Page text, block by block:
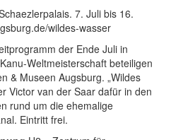
7. Juli bis 16.
wildes-wasser
der Ende Juli in
Weltmeisterschaft beteiligen
& Museen Augsburg. „Wildes
Victor van der Saar dafür in den
rund um die ehemalige
Eintritt frei.